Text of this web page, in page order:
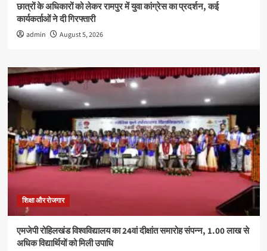
छात्रों के अधिकारों को लेकर रामपुर में युवा कांग्रेस का प्रदर्शन, कई
कार्यकर्ताओं ने दी गिरफ्तारी
admin August 5, 2026
शिक्षा और रोजगार
एमजेपी रोहिलखंड विश्वविद्यालय का 24वां दीक्षांत समारोह संपन्न, 1.00 लाख से
अधिक विद्यार्थियों को मिली उपाधि